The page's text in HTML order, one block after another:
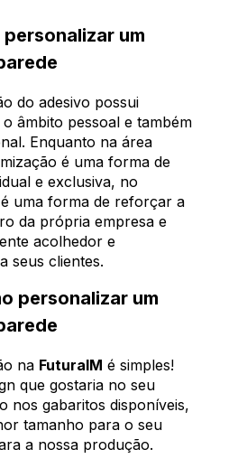
um
do adesivo possui
âmbito pessoal e também
Enquanto na área
é uma forma de
e exclusiva, no
uma forma de reforçar a
da própria empresa e
acolhedor e
seus clientes.
personalizar um
na FuturaIM é simples!
que gostaria no seu
nos gabaritos disponíveis,
tamanho para o seu
a nossa produção.